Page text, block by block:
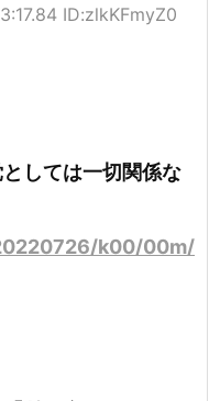
ID:zlkKFmyZ0
しては一切関係な
k00/00m/